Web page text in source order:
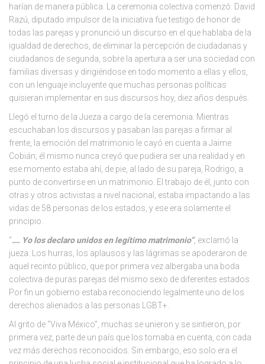
harían de manera pública. La ceremonia colectiva comenzó. David
Razú, diputado impulsor de la iniciativa fue testigo de honor de
todas las parejas y pronunció un discurso en el que hablaba de la
igualdad de derechos, de eliminar la percepción de ciudadanas y
ciudadanos de segunda, sobre la apertura a ser una sociedad con
familias diversas y dirigiéndose en todo momento a ellas y ellos,
con un lenguaje incluyente que muchas personas políticas
quisieran implementar en sus discursos hoy, diez años después.
Llegó el turno de la Jueza a cargo de la ceremonia. Mientras
escuchaban los discursos y pasaban las parejas a firmar al
frente, la emoción del matrimonio le cayó en cuenta a Jaime
Cobián; él mismo nunca creyó que pudiera ser una realidad y en
ese momento estaba ahí, de pie, al lado de su pareja, Rodrigo, a
punto de convertirse en un matrimonio. El trabajo de él, junto con
otras y otros activistas a nivel nacional, estaba impactando a las
vidas de 58 personas de los estados, y ese era solamente el
principio.
“…. Yo los declaro unidos en legítimo matrimonio”, exclamó la
jueza. Los hurras, los aplausos y las lágrimas se apoderaron de
aquel recinto público, que por primera vez albergaba una boda
colectiva de puras parejas del mismo sexo de diferentes estados.
Por fin un gobierno estaba reconociendo legalmente uno de los
derechos alienados a las personas LGBT+.
Al grito de “Viva México”, muchas se unieron y se sintieron, por
primera vez, parte de un país que los tomaba en cuenta, con cada
vez más derechos reconocidos. Sin embargo, eso solo era el